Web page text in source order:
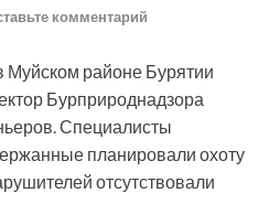
комментарий
Муйском районе Бурятии
Бурприроднадзора
Специалисты
планировали охоту
отсутствовали